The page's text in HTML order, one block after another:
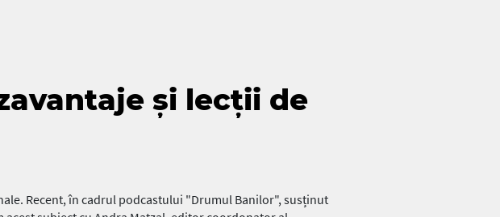
și lecții de
Recent, în cadrul podcastului "Drumul Banilor", susținut